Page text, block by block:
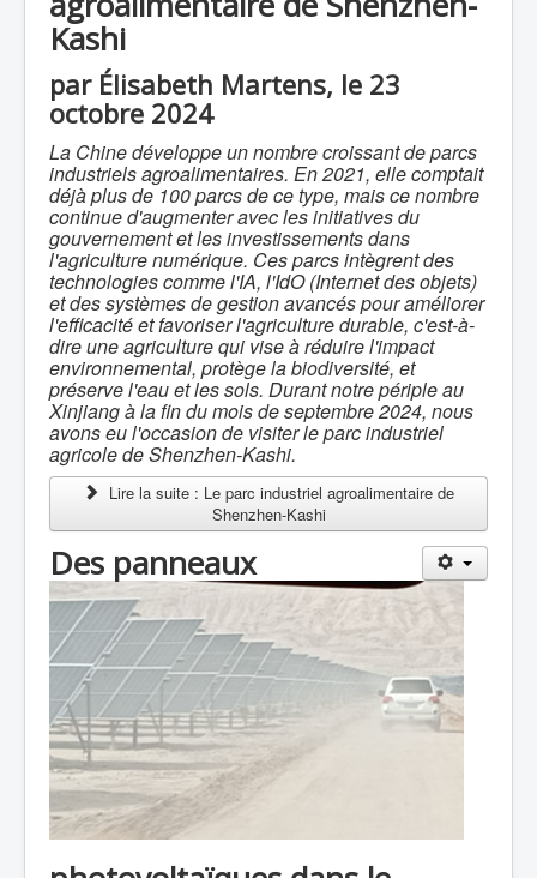
Kashi
par Élisabeth Martens, le 23
octobre 2024
La Chine développe un nombre croissant de parcs
industriels agroalimentaires. En 2021, elle comptait
déjà plus de 100 parcs de ce type, mais ce nombre
continue d'augmenter avec les initiatives du
gouvernement et les investissements dans
l'agriculture numérique. Ces parcs intègrent des
technologies comme l'IA, l'IdO (Internet des objets)
et des systèmes de gestion avancés pour améliorer
l'efficacité et favoriser l'agriculture durable, c'est-à-
dire une agriculture qui vise à réduire l'impact
environnemental, protège la biodiversité, et
préserve l'eau et les sols. Durant notre périple au
Xinjiang à la fin du mois de septembre 2024, nous
avons eu l'occasion de visiter le parc industriel
agricole de Shenzhen-Kashi.
Lire la suite : Le parc industriel agroalimentaire de
Shenzhen-Kashi
Des panneaux